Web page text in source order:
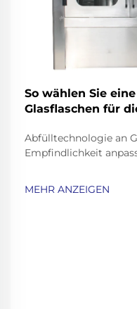
So wählen Sie
Glasflaschen für
Abfülltechnologie an
Empfindlichkeit
Sprudelwasser und
MEHR ANZEIGEN